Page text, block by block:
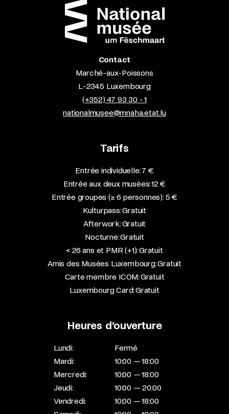
Contact
Marché-aux-Poissons
L-2345 Luxembourg
(+352) 47 93 30 - 1
nationalmusee@mnaha.etat.lu
Tarifs
Entrée individuelle: 7 €
Entrée aux deux musées: 12 €
Entrée groupes (≥ 6 personnes): 5 €
Kulturpass: Gratuit
Afterwork: Gratuit
Nocturne: Gratuit
< 26 ans et PMR (+1): Gratuit
Amis des Musées Luxembourg: Gratuit
Carte membre ICOM: Gratuit
Luxembourg Card: Gratuit
Heures d’ouverture
Lundi:
Fermé
Mardi:
10:00 — 18:00
Mercredi:
10:00 — 18:00
Jeudi:
10:00 — 20:00
Vendredi:
10:00 — 18:00